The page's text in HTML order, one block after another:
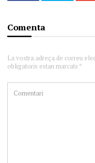
Comenta
La vostra adreça de correu
obligatoris estan marcats *